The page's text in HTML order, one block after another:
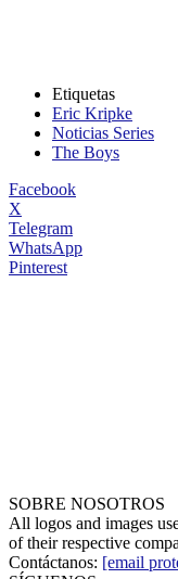
Etiquetas
Eric Kripke
Noticias Series
The Boys
Facebook
X
Telegram
WhatsApp
Pinterest
SOBRE NOSOTROS
All logos and images
of their respective
Contáctanos: [email